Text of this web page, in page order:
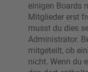
einigen Boards
Mitglieder erst
musst du dies
Administrator.
mitgeteilt, ob
nicht. Wenn du